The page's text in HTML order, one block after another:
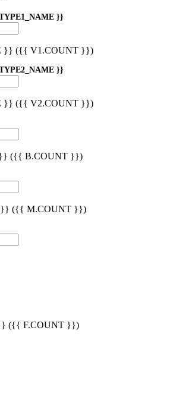
}}
}} ({{ V1.COUNT }})
}}
}} ({{ V2.COUNT }})
({{ B.COUNT }})
}} ({{ M.COUNT }})
({{ F.COUNT }})